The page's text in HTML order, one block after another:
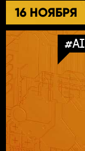
16 НОЯБРЯ
#AI